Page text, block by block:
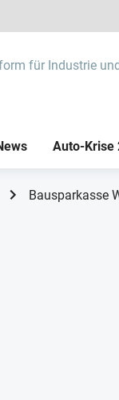
für Industrie
Auto-Krise
Bausparkasse